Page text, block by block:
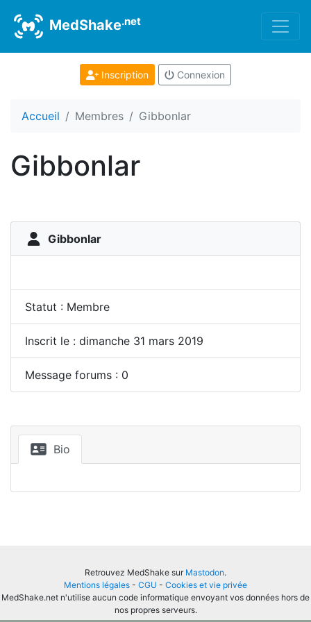
MedShake.net
Inscription Connexion
Accueil Membres Gibbonlar
Gibbonlar
Gibbonlar
Statut : Membre
Inscrit le : dimanche 31 mars 2019
Message forums : 0
Bio
Retrouvez MedShake sur Mastodon.
Mentions légales - CGU - Cookies et vie privée
MedShake.net n'utilise aucun code informatique envoyant vos données hors de
nos propres serveurs.